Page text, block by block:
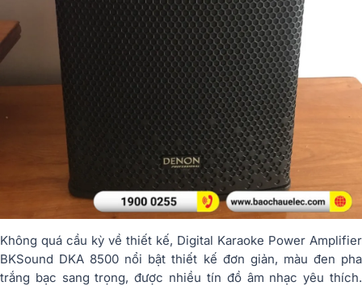
Không quá cầu kỳ về thiết kế, Digital Karaoke Power Amplifier
BKSound DKA 8500 nổi bật thiết kế đơn giản, màu đen pha
trắng bạc sang trọng, được nhiều tín đồ âm nhạc yêu thích.